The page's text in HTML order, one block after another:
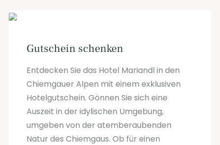
Gutschein schenken
Entdecken Sie das Hotel Mariandl in den
Chiemgauer Alpen mit einem exklusiven
Hotelgutschein. Gönnen Sie sich eine
Auszeit in der idylischen Umgebung,
umgeben von der atemberaubenden
Natur des Chiemgaus. Ob für einen